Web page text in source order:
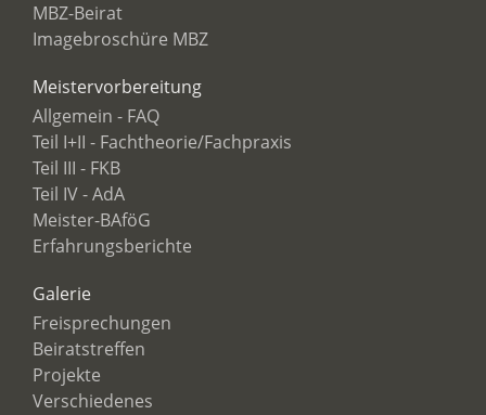
MBZ-Beirat
Imagebroschüre MBZ
Meistervorbereitung
Allgemein - FAQ
Teil I+II - Fachtheorie/Fachpraxis
Teil III - FKB
Teil IV - AdA
Meister-BAföG
Erfahrungsberichte
Galerie
Freisprechungen
Beiratstreffen
Projekte
Verschiedenes